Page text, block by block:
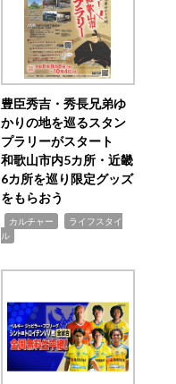
豊臣秀吉・秀長兄弟ゆ
かりの地を巡るスタン
プラリーがスタート
和歌山市内5カ所・近畿
6カ所を巡り限定グッズ
をもらおう
カルチャー
ライフスタイ
ル